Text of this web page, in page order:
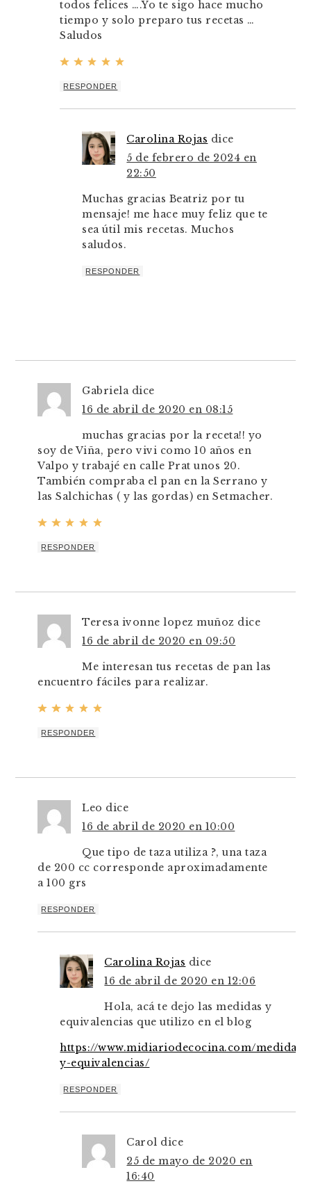
todos felices ….Yo te sigo hace mucho
tiempo y solo preparo tus recetas …
Saludos
RESPONDER
Carolina Rojas dice
5 de febrero de 2024 en
22:50
Muchas gracias Beatriz por tu
mensaje! me hace muy feliz que te
sea útil mis recetas. Muchos
saludos.
RESPONDER
Gabriela dice
16 de abril de 2020 en 08:15
muchas gracias por la receta!! yo
soy de Viña, pero vivi como 10 años en
Valpo y trabajé en calle Prat unos 20.
También compraba el pan en la Serrano y
las Salchichas ( y las gordas) en Setmacher.
RESPONDER
Teresa ivonne lopez muñoz dice
16 de abril de 2020 en 09:50
Me interesan tus recetas de pan las
encuentro fáciles para realizar.
RESPONDER
Leo dice
16 de abril de 2020 en 10:00
Que tipo de taza utiliza ?, una taza
de 200 cc corresponde aproximadamente
a 100 grs
RESPONDER
Carolina Rojas dice
16 de abril de 2020 en 12:06
Hola, acá te dejo las medidas y
equivalencias que utilizo en el blog
https://www.midiariodecocina.com/medidas-
y-equivalencias/
RESPONDER
Carol dice
25 de mayo de 2020 en
16:40